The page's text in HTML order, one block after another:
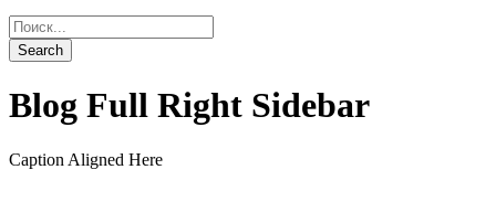
Blog Full Right Sidebar
Caption Aligned Here